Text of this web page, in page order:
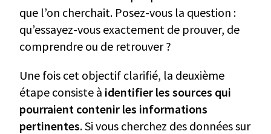
que l’on cherchait. Posez-vous la question :
qu’essayez-vous exactement de prouver, de
comprendre ou de retrouver ?
Une fois cet objectif clarifié, la deuxième
étape consiste à identifier les sources qui
pourraient contenir les informations
pertinentes. Si vous cherchez des données sur